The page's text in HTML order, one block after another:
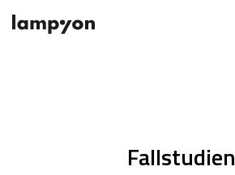
Fallstudien